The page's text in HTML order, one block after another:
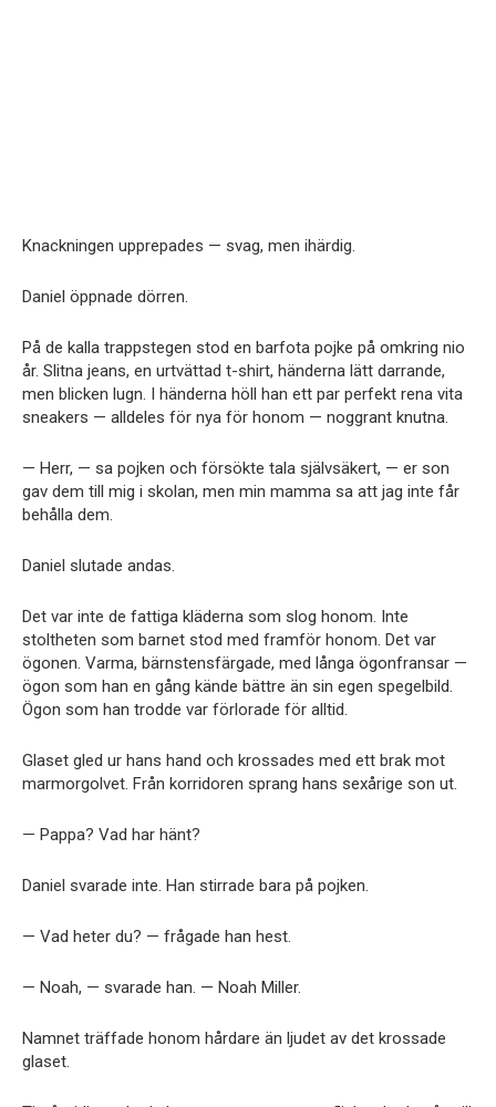
Knackningen upprepades — svag, men ihärdig.
Daniel öppnade dörren.
På de kalla trappstegen stod en barfota pojke på omkring nio
år. Slitna jeans, en urtvättad t-shirt, händerna lätt darrande,
men blicken lugn. I händerna höll han ett par perfekt rena vita
sneakers — alldeles för nya för honom — noggrant knutna.
— Herr, — sa pojken och försökte tala självsäkert, — er son
gav dem till mig i skolan, men min mamma sa att jag inte får
behålla dem.
Daniel slutade andas.
Det var inte de fattiga kläderna som slog honom. Inte
stoltheten som barnet stod med framför honom. Det var
ögonen. Varma, bärnstensfärgade, med långa ögonfransar —
ögon som han en gång kände bättre än sin egen spegelbild.
Ögon som han trodde var förlorade för alltid.
Glaset gled ur hans hand och krossades med ett brak mot
marmorgolvet. Från korridoren sprang hans sexårige son ut.
— Pappa? Vad har hänt?
Daniel svarade inte. Han stirrade bara på pojken.
— Vad heter du? — frågade han hest.
— Noah, — svarade han. — Noah Miller.
Namnet träffade honom hårdare än ljudet av det krossade
glaset.